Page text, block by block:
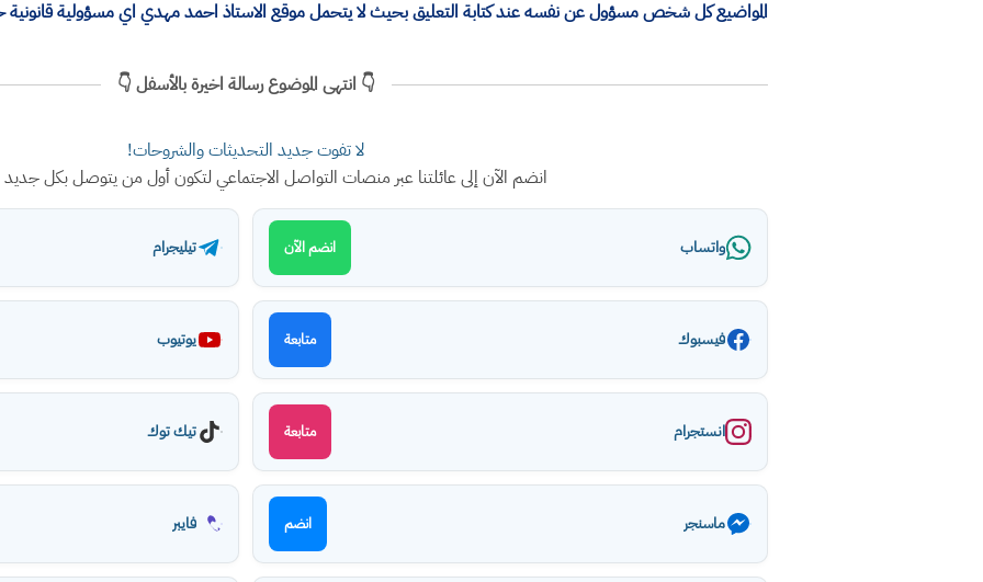
المواضيع كل شخص مسؤول عن نفسه عند كتابة التعليق بحيث لا يتحمل موقع الاستاذ احمد مهدي اي مسؤولية
👇 انتهى الموضوع رسالة اخيرة بالأسفل 👇
لا تفوت جديد التحديثات والشروحات!
انضم الآن إلى عائلتنا عبر منصات التواصل الاجتماعي لتكون أول من يتوصل بكل
واتساب انضم الآن تيليجرام
فيسبوك متابعة يوتيوب
انستجرام متابعة تيك توك
ماسنجر انضم فايبر